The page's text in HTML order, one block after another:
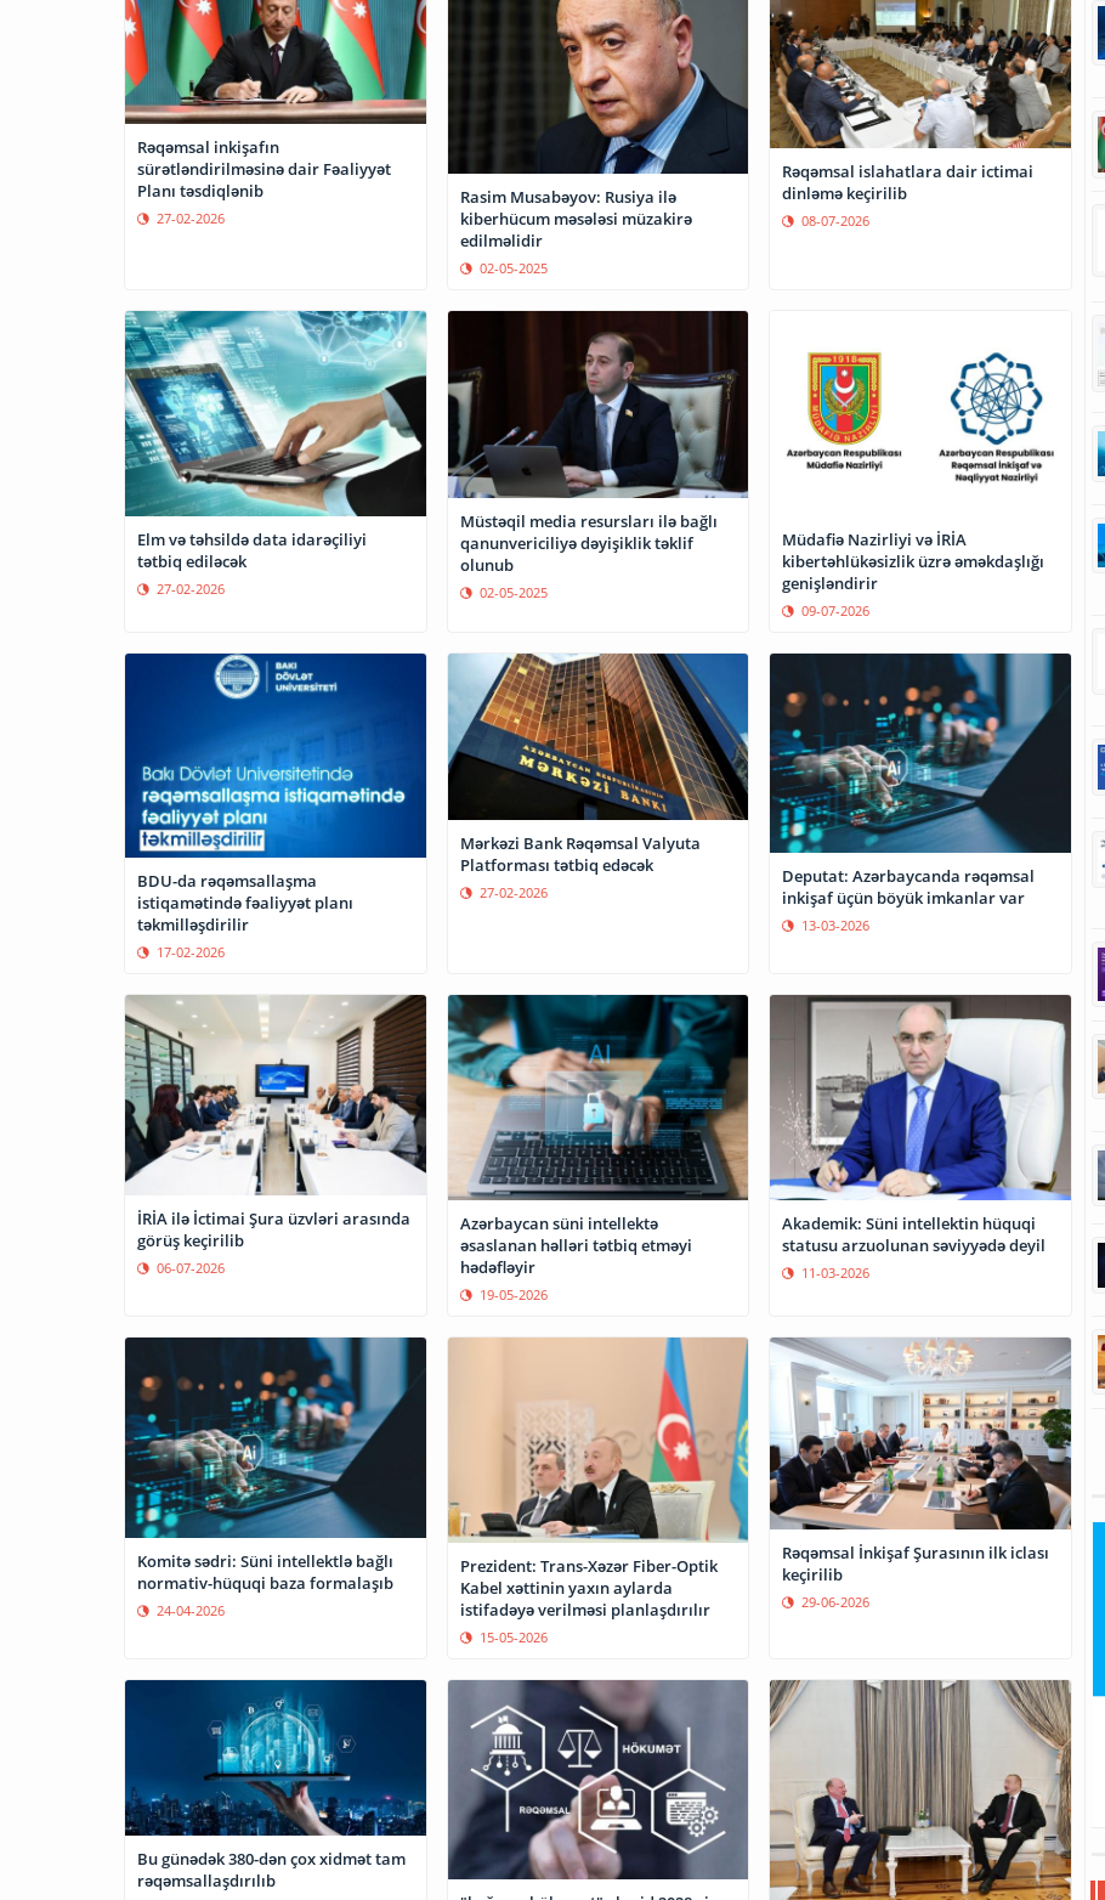
Rəqəmsal inkişafın
sürətləndirilməsinə dair Fəaliyyət
Planı təsdiqlənib
27-02-2026
Rasim Musabəyov: Rusiya ilə
kiberhücum məsələsi müzakirə
edilməlidir
02-05-2025
Rəqəmsal islahatlara dair ictimai
dinləmə keçirilib
08-07-2026
Elm və təhsildə data idarəçiliyi
tətbiq ediləcək
27-02-2026
Müstəqil media resursları ilə bağlı
qanunvericiliyə dəyişiklik təklif
olunub
02-05-2025
Müdafiə Nazirliyi və İRİA
kibertəhlükəsizlik üzrə əməkdaşlığı
genişləndirir
09-07-2026
BDU-da rəqəmsallaşma
istiqamətində fəaliyyət planı
təkmilləşdirilir
17-02-2026
Mərkəzi Bank Rəqəmsal Valyuta
Platforması tətbiq edəcək
27-02-2026
Deputat: Azərbaycanda rəqəmsal
inkişaf üçün böyük imkanlar var
13-03-2026
İRİA ilə İctimai Şura üzvləri arasında
görüş keçirilib
06-07-2026
Azərbaycan süni intellektə
əsaslanan həlləri tətbiq etməyi
hədəfləyir
19-05-2026
Akademik: Süni intellektin hüquqi
statusu arzuolunan səviyyədə deyil
11-03-2026
Komitə sədri: Süni intellektlə bağlı
normativ-hüquqi baza formalaşıb
24-04-2026
Prezident: Trans-Xəzər Fiber-Optik
Kabel xəttinin yaxın aylarda
istifadəyə verilməsi planlaşdırılır
15-05-2026
Rəqəmsal İnkişaf Şurasının ilk iclası
keçirilib
29-06-2026
Bu günədək 380-dən çox xidmət tam
rəqəmsallaşdırılıb